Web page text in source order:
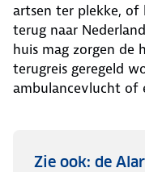
artsen ter plekke,
terug naar
huis mag zorgen de
terugreis geregeld
ambulancevlucht of
Zie ook: de